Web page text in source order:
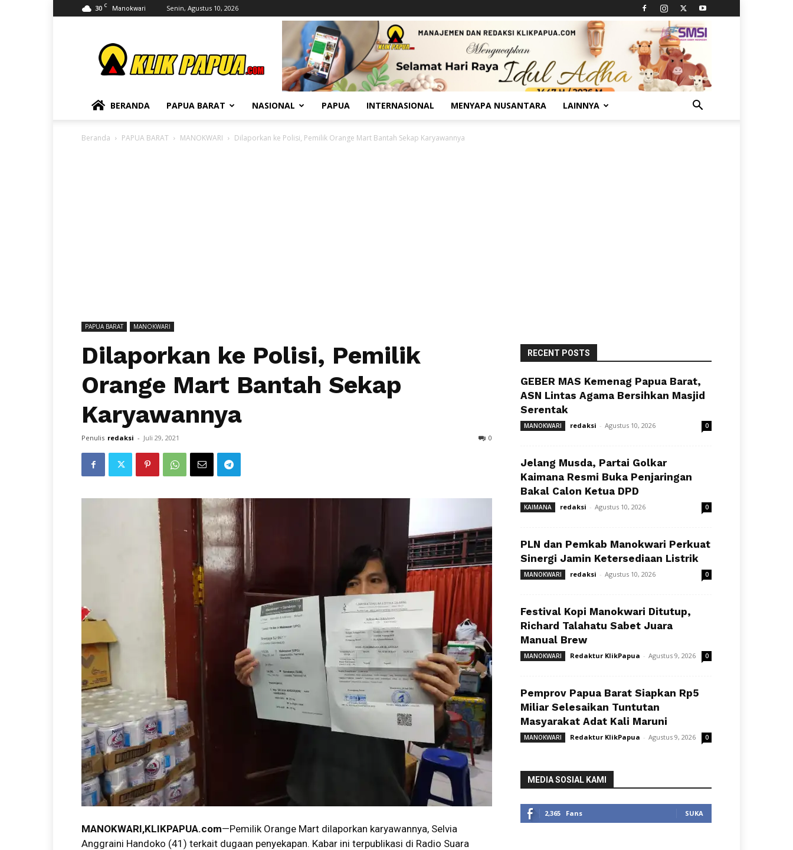
30 C Manokwari Senin, Agustus 10, 2026
BERANDA PAPUA BARAT NASIONAL PAPUA INTERNASIONAL MENYAPA NUSANTARA LAINNYA
Beranda PAPUA BARAT MANOKWARI Dilaporkan ke Polisi, Pemilik Orange Mart Bantah Sekap Karyawannya
PAPUA BARAT MANOKWARI
Dilaporkan ke Polisi, Pemilik
Orange Mart Bantah Sekap
Karyawannya
Penulis redaksi - Juli 29, 2021 0
MANOKWARI,KLIKPAPUA.com—Pemilik Orange Mart dilaporkan karyawannya, Selvia
Anggraini Handoko (41) terkait dugaan penyekapan. Kabar ini terpublikasi di Radio Suara
RECENT POSTS
GEBER MAS Kemenag Papua Barat,
ASN Lintas Agama Bersihkan Masjid
Serentak
MANOKWARI redaksi - Agustus 10, 2026 0
Jelang Musda, Partai Golkar
Kaimana Resmi Buka Penjaringan
Bakal Calon Ketua DPD
KAIMANA redaksi - Agustus 10, 2026 0
PLN dan Pemkab Manokwari Perkuat
Sinergi Jamin Ketersediaan Listrik
MANOKWARI redaksi - Agustus 10, 2026 0
Festival Kopi Manokwari Ditutup,
Richard Talahatu Sabet Juara
Manual Brew
MANOKWARI Redaktur KlikPapua - Agustus 9, 2026 0
Pemprov Papua Barat Siapkan Rp5
Miliar Selesaikan Tuntutan
Masyarakat Adat Kali Maruni
MANOKWARI Redaktur KlikPapua - Agustus 9, 2026 0
MEDIA SOSIAL KAMI
2,365 Fans SUKA